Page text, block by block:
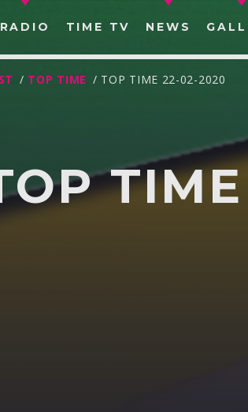
RADIO TIME TV NEWS
/ TOP TIME / TOP TIME 22-02-2020
Noschese 28-01-2020